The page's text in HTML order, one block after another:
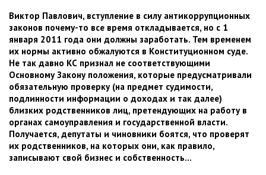
Виктор Павлович, вступление в силу антикоррупционных
законов почему-то все время откладывается, но с 1
января 2011 года они должны заработать. Тем временем
их нормы активно обжалуются в Конституционном суде.
Не так давно КС признал не соответствующими
Основному Закону положения, которые предусматривали
обязательную проверку (на предмет судимости,
подлинности информации о доходах и так далее)
близких родственников лиц, претендующих на работу в
органах самоуправления и государственной власти.
Получается, депутаты и чиновники боятся, что проверят
их родственников, на которых они, как правило,
записывают свой бизнес и собственность...